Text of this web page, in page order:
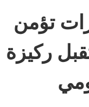
تؤمن
ركيزة